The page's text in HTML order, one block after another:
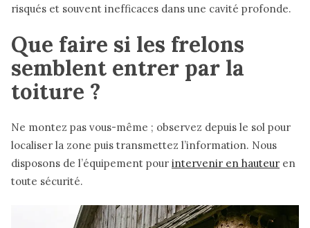
risqués et souvent inefficaces dans une cavité profonde.
Que faire si les frelons
semblent entrer par la
toiture ?
Ne montez pas vous-même ; observez depuis le sol pour
localiser la zone puis transmettez l’information. Nous
disposons de l’équipement pour intervenir en hauteur en
toute sécurité.